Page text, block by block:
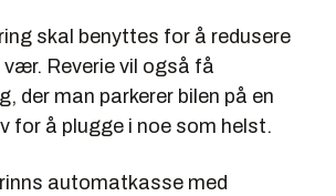
skal benyttes for å redusere
Reverie vil også få
der man parkerer bilen på en
for å plugge i noe som helst.
automatkasse med